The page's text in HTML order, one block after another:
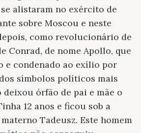
alistaram no exército de
sobre Moscou e neste
como revolucionário de
Conrad, de nome Apollo, que
e condenado ao exílio por
símbolos políticos mais
órfão de pai e mãe o
12 anos e ficou sob a
Tadeusz. Este homem